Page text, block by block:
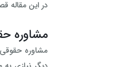
در این مقاله
مشاوره
مشاوره